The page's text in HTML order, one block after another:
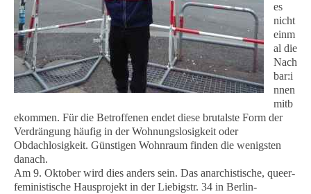
es
nicht
einm
al die
Nach
bar:i
nnen
mitb
ekommen. Für die Betroffenen endet diese brutalste Form der
Verdrängung häufig in der Wohnungslosigkeit oder
Obdachlosigkeit. Günstigen Wohnraum finden die wenigsten
danach.
Am 9. Oktober wird dies anders sein. Das anarchistische, queer-
feministische Hausprojekt in der Liebigstr. 34 in Berlin-